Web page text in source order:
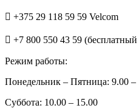
+375 29 118 59 59 Velcom
+7 800 550 43 59
Режим работы:
Понедельник – Пятница: 9.00 –
Суббота: 10.00 – 15.00